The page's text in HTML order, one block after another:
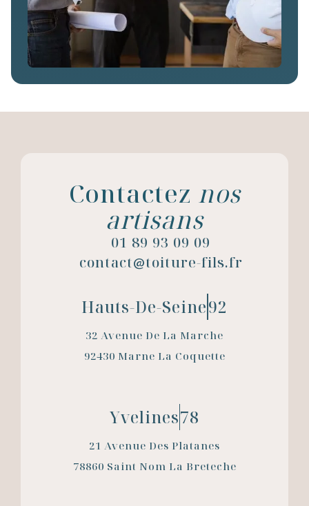
Contactez nos
artisans
01 89 93 09 09
contact@toiture-fils.fr
Hauts-De-Seine92
32 Avenue De La Marche
92430 Marne La Coquette
Yvelines78
21 Avenue Des Platanes
78860 Saint Nom La Breteche